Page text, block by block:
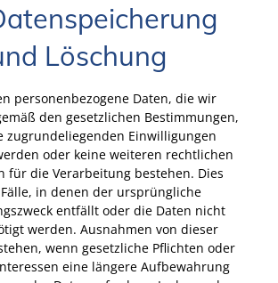
Löschung
personenbezogene Daten, die wir
den gesetzlichen Bestimmungen,
zugrundeliegenden Einwilligungen
oder keine weiteren rechtlichen
für die Verarbeitung bestehen. Dies
in denen der ursprüngliche
entfällt oder die Daten nicht
werden. Ausnahmen von dieser
wenn gesetzliche Pflichten oder
eine längere Aufbewahrung